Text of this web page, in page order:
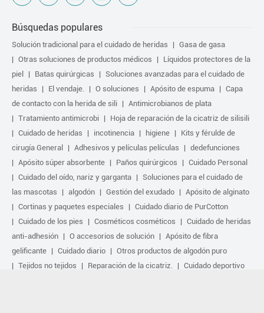
Búsquedas populares
Solución tradicional para el cuidado de heridas
Gasa de gasa
Otras soluciones de productos médicos
Líquidos protectores de la
piel
Batas quirúrgicas
Soluciones avanzadas para el cuidado de
heridas
El vendaje. O soluciones Apósito de espuma
Capa
de contacto con la herida de sili
Antimicrobianos de plata
Tratamiento antimicrobi
Hoja de reparación de la cicatriz de silisili
Cuidado de heridas
incotinencia higiene
Kits y férulde de
cirugía General
Adhesivos y películas películas
dedefunciones
Apósito súper absorbente
Paños quirúrgicos
Cuidado Personal
Cuidado del oído, nariz y garganta
Soluciones para el cuidado de
las mascotas
algodón Gestión del exudado
Apósito de alginato
Cortinas y paquetes especiales
Cuidado diario de PurCotton
Cuidado de los pies
Cosméticos cosméticos
Cuidado de heridas
anti-adhesión
O accesorios de solución
Apósito de fibra
gelificante
Cuidado diario
Otros productos de algodón puro
Tejidos no tejidos
Reparación de la cicatriz.
Cuidado deportivo